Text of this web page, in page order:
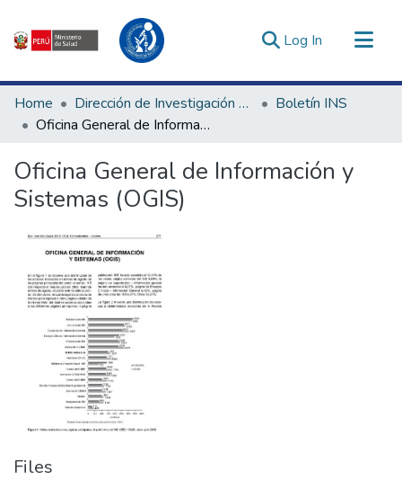
Log In (current)
Communities & Collections
All of DSpace
Estadísticas Externas
Enlaces de interés ▾
Home Dirección de Investigación e Innovación en Salud
Boletín INS
Oficina General de Información y Sistemas (OGIS)
Oficina General de Información y
Sistemas (OGIS)
Files